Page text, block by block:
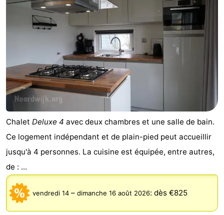
Chalet Deluxe 4 avec deux chambres et une salle de bain.
Ce logement indépendant et de plain-pied peut accueillir
jusqu'à 4 personnes. La cuisine est équipée, entre autres,
de : ...
vendredi 14 – dimanche 16 août 2026: dès €825